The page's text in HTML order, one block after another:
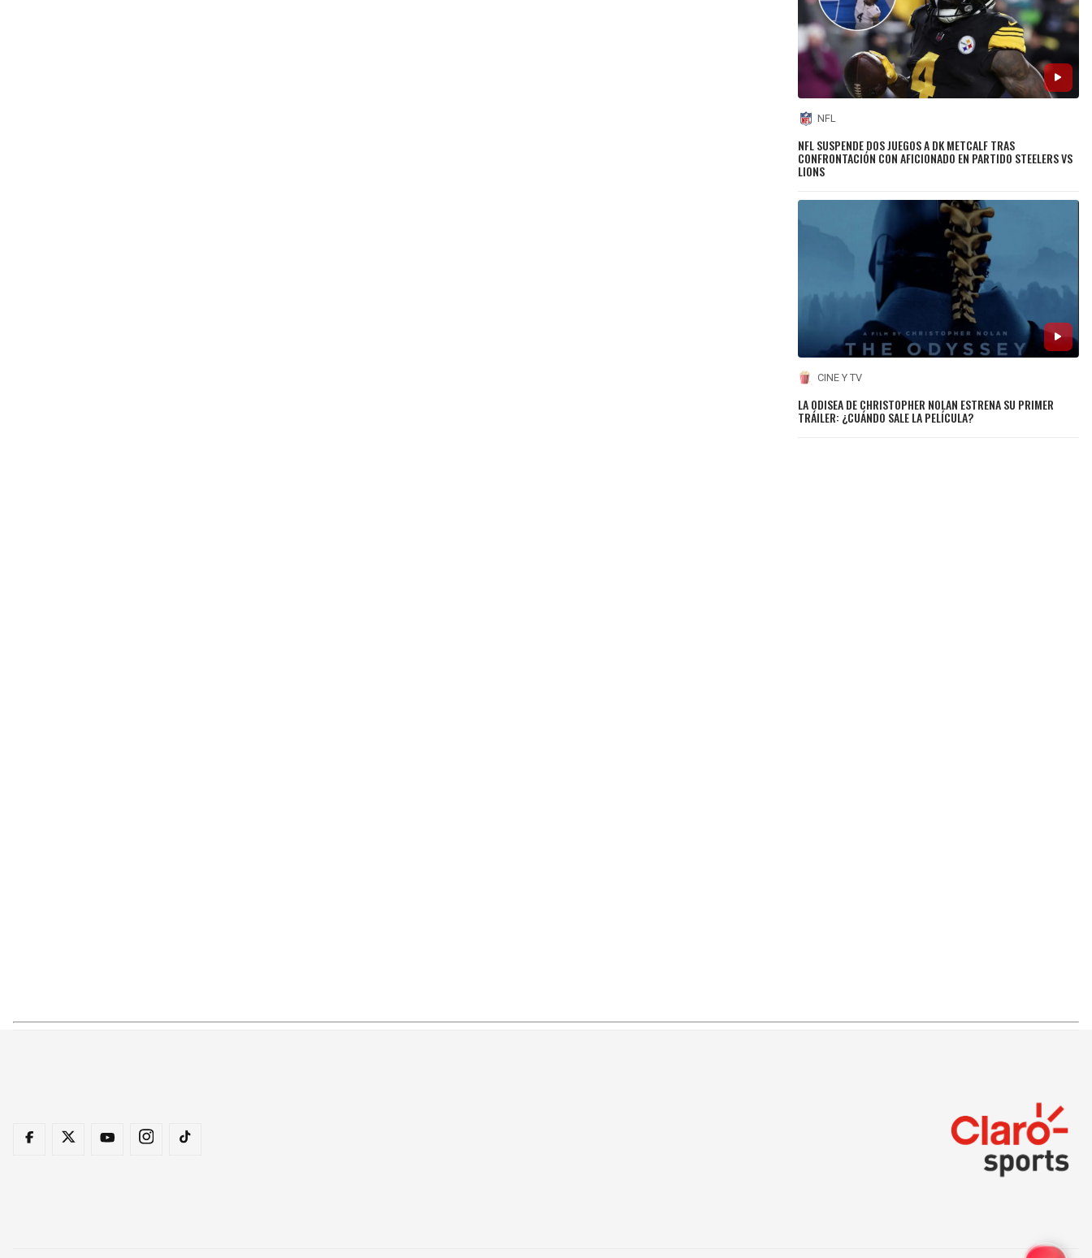
NFL
NFL SUSPENDE DOS JUEGOS A DK METCALF TRAS
CONFRONTACIÓN CON AFICIONADO EN PARTIDO STEELERS VS
LIONS
CINE Y TV
LA ODISEA DE CHRISTOPHER NOLAN ESTRENA SU PRIMER
TRÁILER: ¿CUÁNDO SALE LA PELÍCULA?